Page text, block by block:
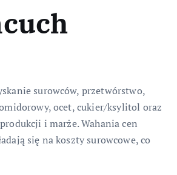
surowców, przetwórstwo,
ocet, cukier/ksylitol oraz
i marże. Wahania cen
się na koszty surowcowe, co